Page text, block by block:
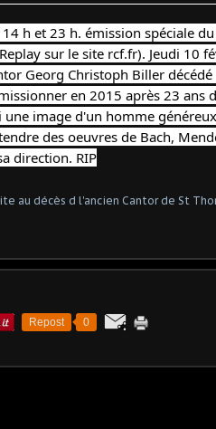
h et 23 h. émission spéciale
sur le site rcf.fr). Jeudi 10
Georg Christoph Biller
en 2015 après 23 ans
image d'un homme
des oeuvres de Bach,
direction. RIP
Repost 0